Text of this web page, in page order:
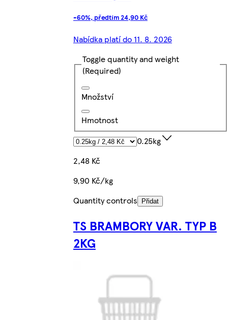
-60%, předtím 24,90 Kč
Nabídka platí do 11. 8. 2026
Toggle quantity and weight
(Required)
Množství
Hmotnost
0.25kg
2,48 Kč
9,90 Kč/kg
Quantity controls
Přidat
TS BRAMBORY VAR. TYP B
2KG